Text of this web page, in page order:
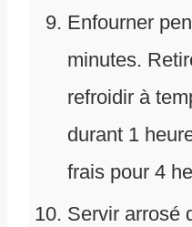
Enfourner
minutes.
refroidir à
durant 1
frais pour 4
Servir arrosé